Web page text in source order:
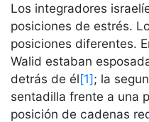
Los integradores
posiciones de estrés.
posiciones diferentes.
Walid estaban
detrás de él[1]; la
sentadilla frente a una
posición de cadenas